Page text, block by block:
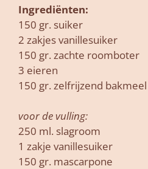
Ingrediënten:
150 gr. suiker
2 zakjes vanillesuiker
150 gr. zachte roomboter
3 eieren
150 gr. zelfrijzend bakmeel
voor de vulling:
250 ml. slagroom
1 zakje vanillesuiker
150 gr. mascarpone